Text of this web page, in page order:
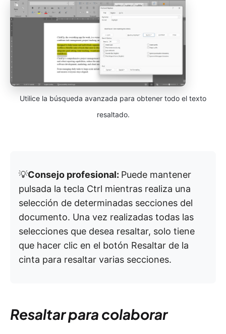
Utilice la búsqueda avanzada para obtener todo el texto
resaltado.
💡Consejo profesional: Puede mantener
pulsada la tecla Ctrl mientras realiza una
selección de determinadas secciones del
documento. Una vez realizadas todas las
selecciones que desea resaltar, solo tiene
que hacer clic en el botón Resaltar de la
cinta para resaltar varias secciones.
Resaltar para colaborar